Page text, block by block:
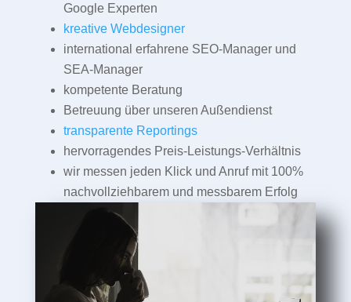
Google Experten
kreative Webdesigner
international erfahrene SEO-Manager und
SEA-Manager
kompetente Beratung
Betreuung über unseren Außendienst
transparente Reportings
hervorragendes Preis-Leistungs-Verhältnis
wir messen jeden Klick und Anruf mit 100%
nachvollziehbarem und messbarem Erfolg